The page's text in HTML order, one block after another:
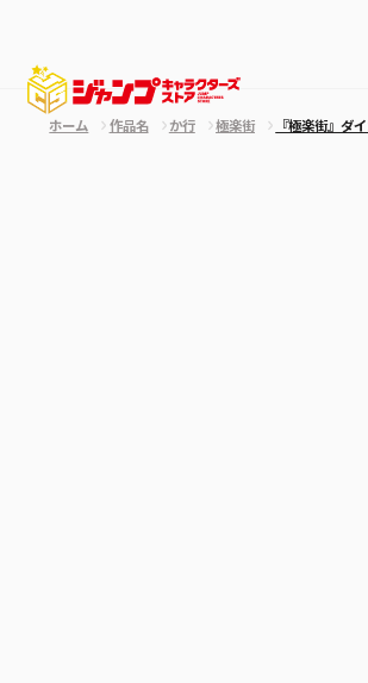
ホーム 作品名 か行 極楽街 『極楽街』